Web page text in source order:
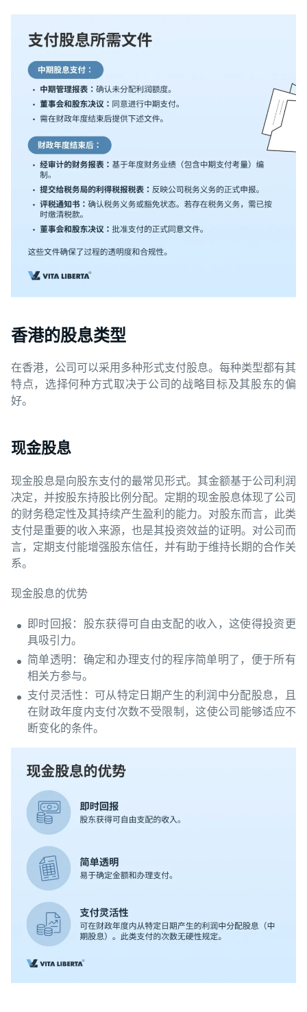
香港的股息类型
在香港，公司可以采用多种形式支付股息。每种类型都有其
特点，选择何种方式取决于公司的战略目标及其股东的偏
好。
现金股息
现金股息是向股东支付的最常见形式。其金额基于公司利润
决定，并按股东持股比例分配。定期的现金股息体现了公司
的财务稳定性及其持续产生盈利的能力。对股东而言，此类
支付是重要的收入来源，也是其投资效益的证明。对公司而
言，定期支付能增强股东信任，并有助于维持长期的合作关
系。
现金股息的优势
即时回报：股东获得可自由支配的收入，这使得投资更
具吸引力。
简单透明：确定和办理支付的程序简单明了，便于所有
相关方参与。
支付灵活性：可从特定日期产生的利润中分配股息，且
在财政年度内支付次数不受限制，这使公司能够适应不
断变化的条件。